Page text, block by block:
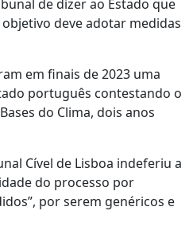
de dizer ao Estado que
deve adotar medidas
em finais de 2023 uma
português contestando o
do Clima, dois anos
Cível de Lisboa indeferiu a
do processo por
por serem genéricos e